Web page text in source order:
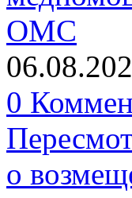
ОМС
0
о